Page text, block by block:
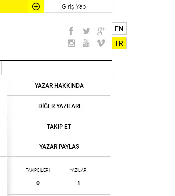
Giriş Yap
EN
TR
YAZAR HAKKINDA
DİĞER YAZILARI
TAKİP ET
YAZAR PAYLAŞ
TAKİPÇİLERİ
0
YAZILARI
1